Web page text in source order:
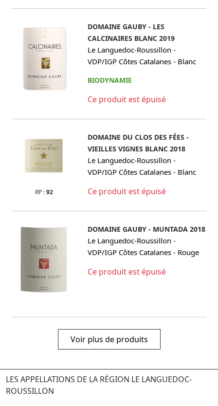
DOMAINE GAUBY - LES
CALCINAIRES BLANC 2019
Le Languedoc-Roussillon -
VDP/IGP Côtes Catalanes - Blanc
BIODYNAMIE
Ce produit est épuisé
RP :92
DOMAINE DU CLOS DES FÉES -
VIEILLES VIGNES BLANC 2018
Le Languedoc-Roussillon -
VDP/IGP Côtes Catalanes - Blanc
Ce produit est épuisé
DOMAINE GAUBY - MUNTADA 2018
Le Languedoc-Roussillon -
VDP/IGP Côtes Catalanes - Rouge
Ce produit est épuisé
Voir plus de produits
LES APPELLATIONS DE LA RÉGION LE LANGUEDOC-
ROUSSILLON